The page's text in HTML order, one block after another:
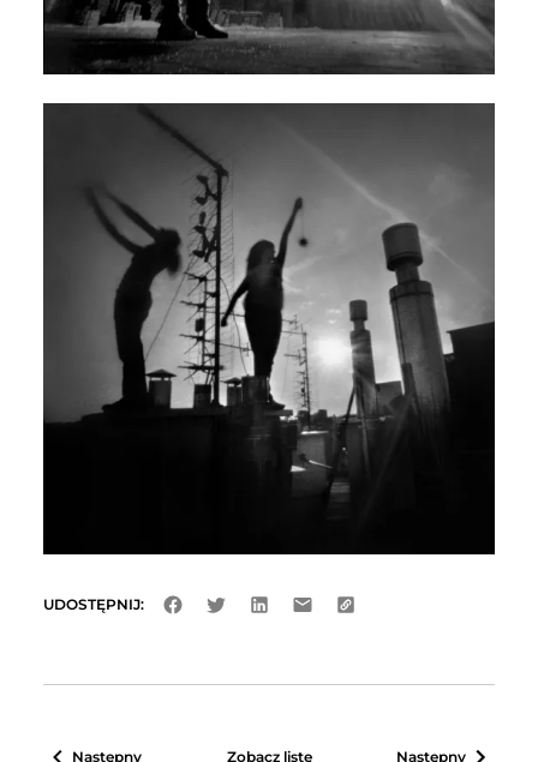
UDOSTĘPNIJ:
Następny Zobacz listę Następny